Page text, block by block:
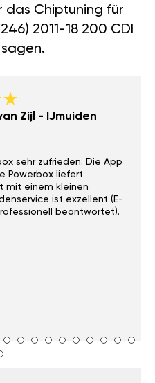
das Chiptuning für
2011-18 200 CDI
sagen.
Zijl - IJmuiden
sehr zufrieden. Die App
Powerbox liefert
mit einem kleinen
ist exzellent (E-
beantwortet).